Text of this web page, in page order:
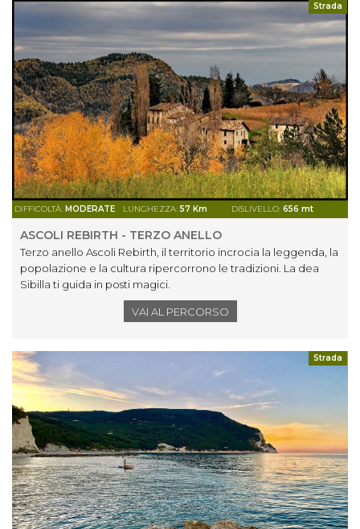
Strada
DIFFICOLTÀ: MODERATE LUNGHEZZA: 57 Km DISLIVELLO: 656 mt
ASCOLI REBIRTH - TERZO ANELLO
Terzo anello Ascoli Rebirth, il territorio incrocia la leggenda, la
popolazione e la cultura ripercorrono le tradizioni. La dea
Sibilla ti guida in posti magici.
VAI AL PERCORSO
Strada